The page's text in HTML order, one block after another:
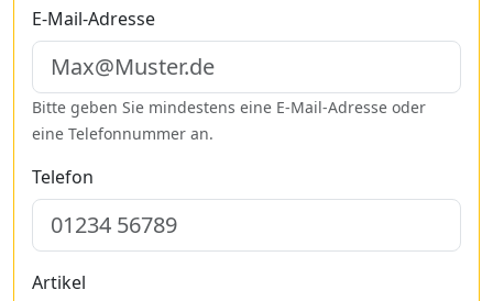
E-Mail-Adresse
Bitte geben Sie mindestens eine E-Mail-Adresse oder
eine Telefonnummer an.
Telefon
Artikel